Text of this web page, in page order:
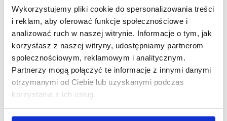
Wykorzystujemy pliki cookie do spersonalizowania treści
i reklam, aby oferować funkcje społecznościowe i
analizować ruch w naszej witrynie. Informacje o tym, jak
korzystasz z naszej witryny, udostępniamy partnerom
społecznościowym, reklamowym i analitycznym.
Partnerzy mogą połączyć te informacje z innymi danymi
otrzymanymi od Ciebie lub uzyskanymi podczas
korzystania z ich usług.
W jakiej ziemi sadzić oleandry?
Oleandry są mało wymagające co do ziemi.
Ze względu na to, że rosną szybko, a starsze
egzemplarze trudno przesadzać (ze względu
na znaczne rozmiary) najlepiej używać gotowego,
dobrej jakości podłoża do kwiatów balkonowych.